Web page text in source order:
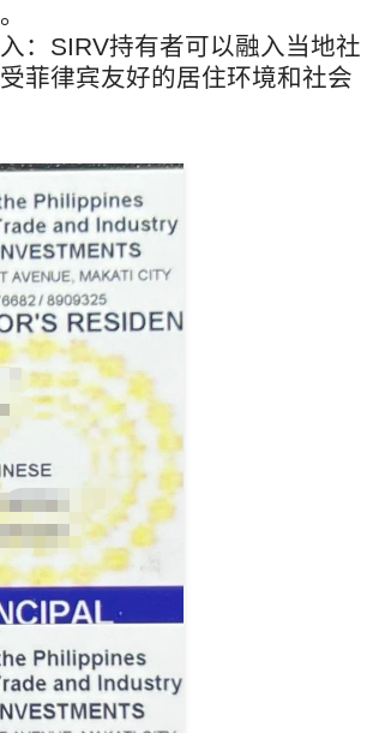
：SIRV持有者可以融入当地社
菲律宾友好的居住环境和社会